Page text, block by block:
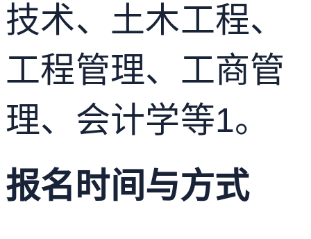
技术、土木工程、
工程管理、工商管
理、会计学等1。
报名时间与方式